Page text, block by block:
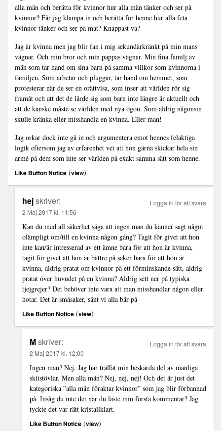
alla män och berätta för kvinnor hur alla män tänker och ser på
kvinnor? Får jag klampa in och berätta för henne hur alla feta
kvinnor tänker och ser på mat? Knappast va?
Jag är kvinna men jag blir fan i mig sekundärkränkt på min mans
vägnar. Och min bror och min pappas vägnar. Min fina familj av
män som tar hand om sina barn på samma villkor som kvinnorna i
familjen. Som arbetar och pluggar, tar hand om hemmet, som
protesterar när de ser en orättvisa, som inser att världen rör sig
framåt och att det de lärde sig som barn inte längre är aktuellt och
att de kanske måste se världen med nya ögon. Som aldrig någonsin
skulle kränka eller misshandla en kvinna. Eller man!
Jag orkar dock inte gå in och argumentera emot hennes felaktiga
logik eftersom jag av erfarenhet vet att hon gärna skickar hela sin
armé på dem som inte ser världen på exakt samma sätt som henne.
Like Button Notice (view)
hejskriver:
2 Maj 2017 kl. 11:56
Kan du med all säkerhet säga att ingen man du känner sagt något
olämpligt om/till en kvinna någon gång? Tagit för givet att hon
inte kan/är intresserad av ett ämne bara för att hon är kvinna,
tagit för givet att hon är bättre på saker bara för att hon är
kvinna, aldrig pratat om kvinnor på ett förminskande sätt, aldrig
pratat över huvudet på en kvinna? Aldrig sett ner på typiska
tjejgrejer? Det behöver inte vara att man misshandlar någon eller
hotar. Det är småsaker, sånt vi alla bär på
Like Button Notice (view)
Logga in för att svara
Mskriver:
2 Maj 2017 kl. 12:00
Ingen man? Nej. Jag har träffat min beskärda del av manliga
skitstövlar. Men alla män? Nej, nej, nej! Och det är just det
kategoriska ”alla män föraktar kvinnor” som jag blir förbannad
på. Insåg du inte det när du läste min första kommentar? Jag
tyckte det var rätt kristallklart.
Like Button Notice (view)
Logga in för att svara